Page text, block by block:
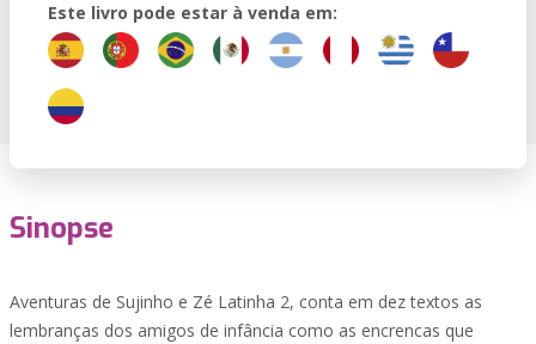
Este livro pode estar à venda em:
Sinopse
Aventuras de Sujinho e Zé Latinha 2, conta em dez textos as
lembranças dos amigos de infância como as encrencas que